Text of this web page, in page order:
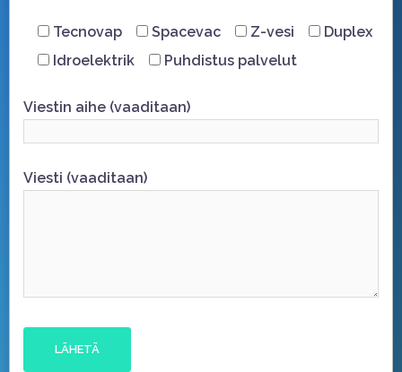
Tecnovap Spacevac Z-vesi
Duplex
Idroelektrik
Puhdistus palvelut
Viestin aihe (vaaditaan)
Viesti (vaaditaan)